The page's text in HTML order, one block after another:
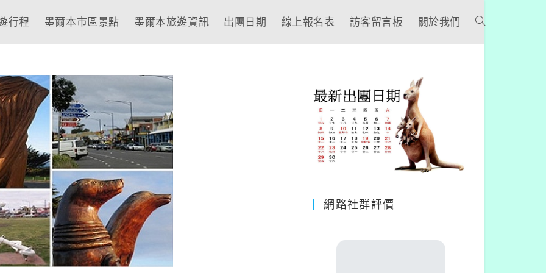
行程 墨爾本市區景點 墨爾本旅遊資訊 出團日期 線上報名表 訪客留言板 關於我們
網路社群評價